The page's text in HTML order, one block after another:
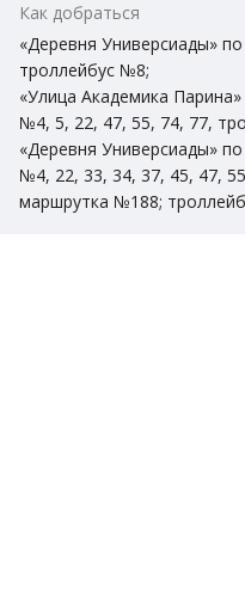
Как добраться
«Деревня Универсиады»
троллейбус №8;
«Улица Академика
№4, 5, 22, 47, 55, 74, 77,
«Деревня Универсиады»
№4, 22, 33, 34, 37, 45, 47,
маршрутка №188;